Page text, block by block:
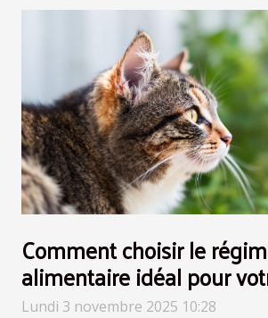
Comment choisir le
alimentaire idéal pour
Lundi 3 novembre 2025 10:28